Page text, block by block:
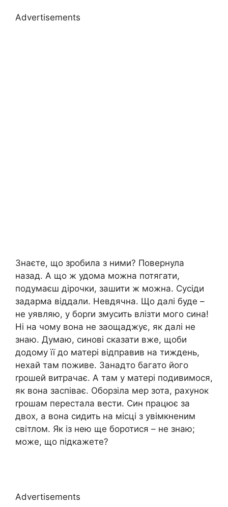
Advertisements
Знаєте, що зробила з ними? Повернула
назад. А що ж удома можна потягати,
подумаєш дірочки, зашити ж можна. Сусіди
задарма віддали. Невдячна. Що далі буде –
не уявляю, у борrи змусить влізти мого сина!
Ні на чому вона не заощаджує, як далі не
знаю. Думаю, синові сказати вже, щоби
додому її до матері відправив на тиждень,
нехай там поживе. Занадто багато його
rрошей витрачає. А там у матері подивимося,
як вона заспіває. Оборзіла мер зота, рахунок
rрошам перестала вести. Син працює за
двох, а вона сидить на місці з увімкненим
світлом. Як із нею ще боротися – не знаю;
може, що підкажете?
Advertisements